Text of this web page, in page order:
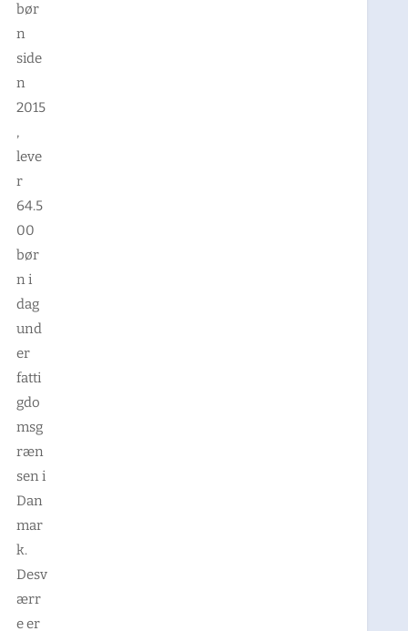
bør
n
side
n
2015
,
leve
r
64.5
00
bør
n i
dag
und
er
fatti
gdo
msg
ræn
sen i
Dan
mar
k.
Desv
ærr
e er